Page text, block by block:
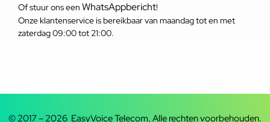
Of stuur ons een WhatsAppbericht!
Onze klantenservice is bereikbaar van maandag tot en met
zaterdag 09:00 tot 21:00.
© 2017 – 2026 EasyVoice Telecom, Alle rechten voorbehouden.